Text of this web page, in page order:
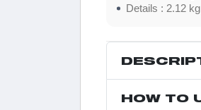
Details :
2.12 kg
HOW TO